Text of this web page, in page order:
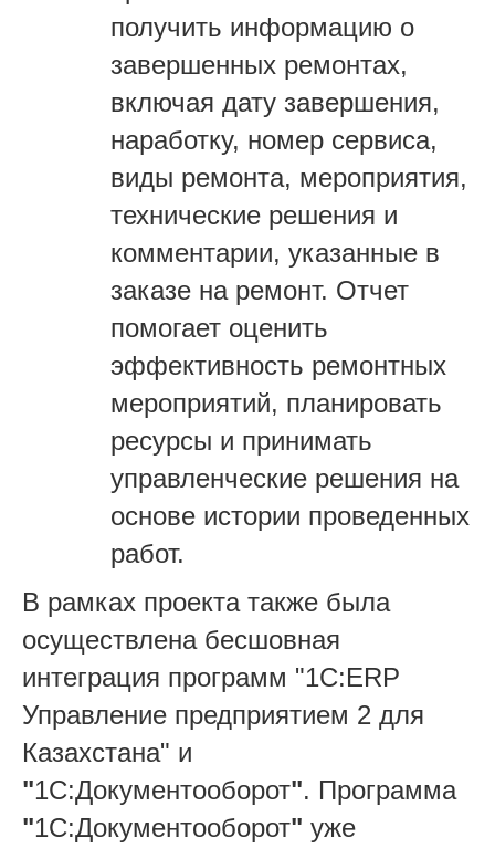
получить информацию о
завершенных ремонтах,
включая дату завершения,
наработку, номер сервиса,
виды ремонта, мероприятия,
технические решения и
комментарии, указанные в
заказе на ремонт. Отчет
помогает оценить
эффективность ремонтных
мероприятий, планировать
ресурсы и принимать
управленческие решения на
основе истории проведенных
работ.
В рамках проекта также была
осуществлена бесшовная
интеграция программ "1C:ERP
Управление предприятием 2 для
Казахстана" и
"1С:Документооборот". Программа
"1С:Документооборот" уже